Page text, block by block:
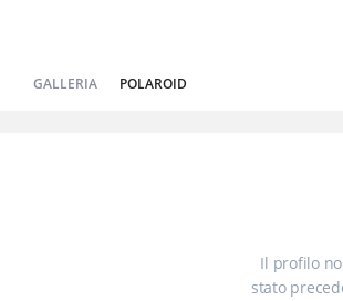
GALLERIA POLAROID
Il profilo
stato